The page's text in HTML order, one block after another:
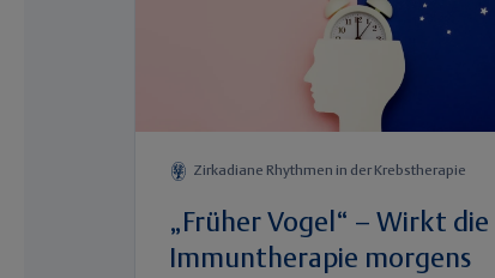
Zirkadiane Rhythmen in der Krebstherapie
„Früher Vogel“ – Wirkt die
Immuntherapie morgens